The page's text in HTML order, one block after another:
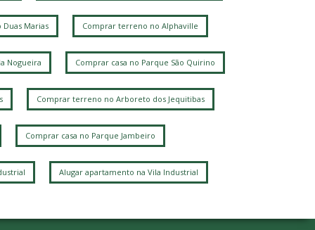
Marias Comprar terreno no Alphaville
Nogueira Comprar casa no Parque São Quirino
Comprar terreno no Arboreto dos Jequitibas
Comprar casa no Parque Jambeiro
Alugar apartamento na Vila Industrial